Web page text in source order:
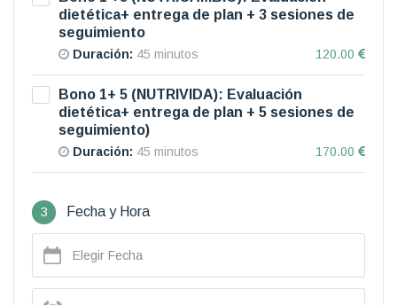
dietética+ entrega de plan + 3 sesiones de
seguimiento
Duración: 45 minutos 120.00
Bono 1+ 5 (NUTRIVIDA): Evaluación
dietética+ entrega de plan + 5 sesiones de
seguimiento)
Duración: 45 minutos 170.00
3 Fecha y Hora